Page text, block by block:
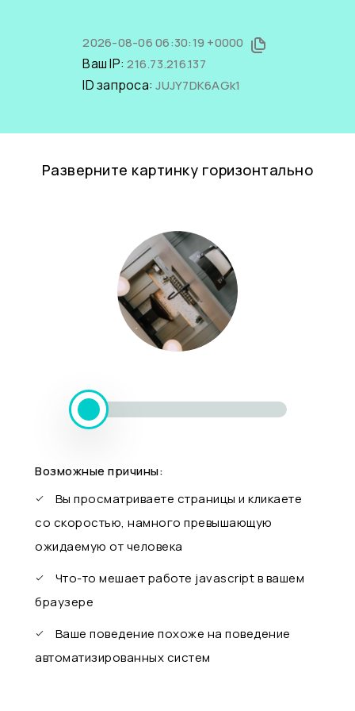
2026-08-06 06:30:19 +0000
Ваш IP:216.73.216.137
ID запроса:JUJY7DK6AGk1
Разверните картинку горизонтально
Возможные причины:
Вы просматриваете страницы и кликаете
со скоростью, намного превышающую
ожидаемую от человека
Что-то мешает работе javascript в вашем
браузере
Ваше поведение похоже на поведение
автоматизированных систем